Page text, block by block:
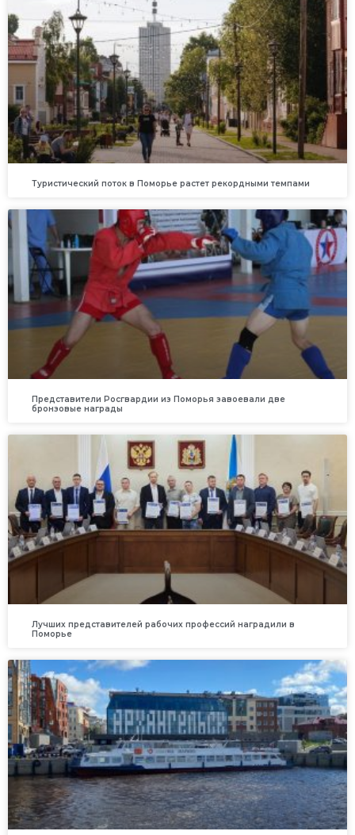
Туристический поток в Поморье растет рекордными темпами
Представители Росгвардии из Поморья завоевали две
бронзовые награды
Лучших представителей рабочих профессий наградили в
Поморье